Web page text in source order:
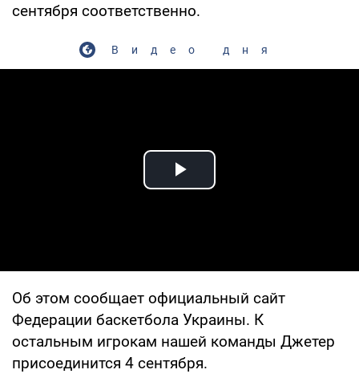
сентября соответственно.
Видео дня
Play Video
Об этом сообщает официальный сайт
Федерации баскетбола Украины. К
остальным игрокам нашей команды Джетер
присоединится 4 сентября.